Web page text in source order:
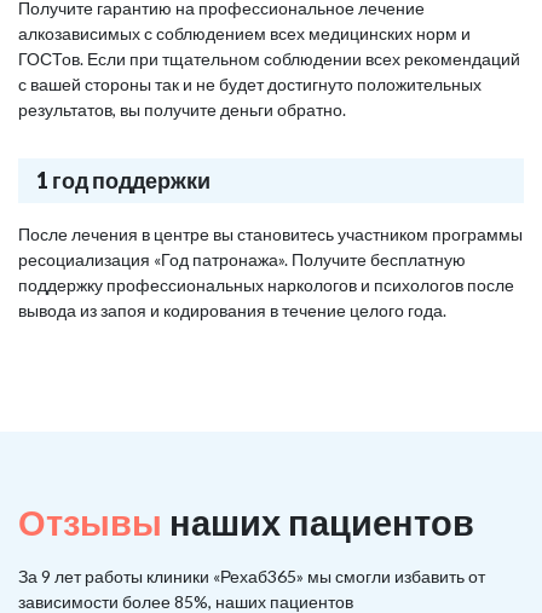
Получите гарантию на профессиональное лечение
алкозависимых с соблюдением всех медицинских норм и
ГОСТов. Если при тщательном соблюдении всех рекомендаций
с вашей стороны так и не будет достигнуто положительных
результатов, вы получите деньги обратно.
1 год поддержки
После лечения в центре вы становитесь участником программы
ресоциализация «Год патронажа». Получите бесплатную
поддержку профессиональных наркологов и психологов после
вывода из запоя и кодирования в течение целого года.
Отзывы наших пациентов
За 9 лет работы клиники «Рехаб365» мы смогли избавить от
зависимости более 85%, наших пациентов